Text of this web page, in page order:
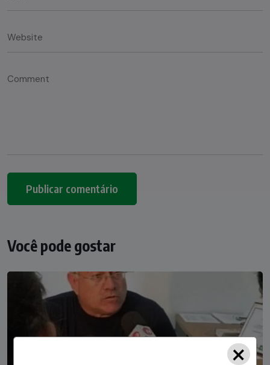
Você pode gostar
×